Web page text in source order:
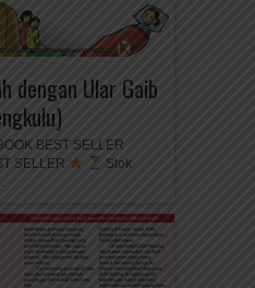
dengan Ular Gaib
BEST SELLER
SELLER
Stok